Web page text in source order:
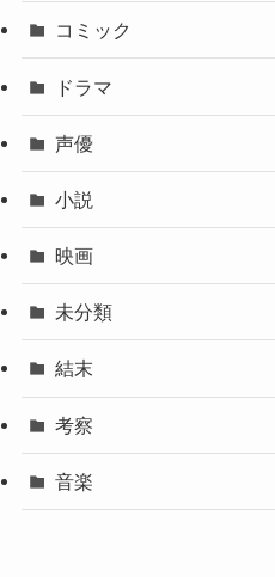
コミック
ドラマ
声優
小説
映画
未分類
結末
考察
音楽